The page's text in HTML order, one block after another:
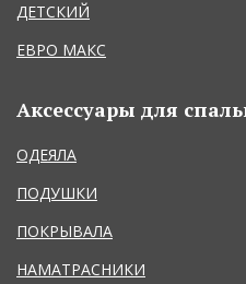
ДЕТСКИЙ
ЕВРО МАКС
Аксессуары для
ОДЕЯЛА
ПОДУШКИ
ПОКРЫВАЛА
НАМАТРАСНИКИ